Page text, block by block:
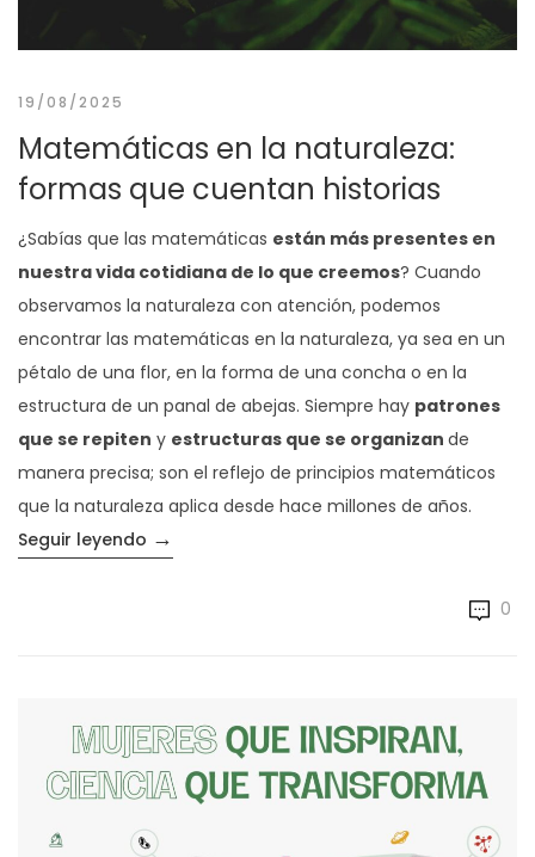
19/08/2025
Matemáticas en la naturaleza:
formas que cuentan historias
¿Sabías que las matemáticas están más presentes en
nuestra vida cotidiana de lo que creemos? Cuando
observamos la naturaleza con atención, podemos
encontrar las matemáticas en la naturaleza, ya sea en un
pétalo de una flor, en la forma de una concha o en la
estructura de un panal de abejas. Siempre hay patrones
que se repiten y estructuras que se organizan de
manera precisa; son el reflejo de principios matemáticos
que la naturaleza aplica desde hace millones de años.
Seguir leyendo «Matemáticas en la naturaleza: formas
→
0